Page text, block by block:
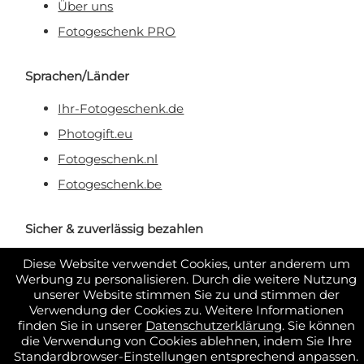
Diese Website verwendet Cookies, unter anderem um
Werbung zu personalisieren. Durch die weitere Nutzung
unserer Website stimmen Sie zu und stimmen der
Verwendung der Cookies zu. Weitere Informationen
finden Sie in unserer Datenschutzerklärung. Sie können
die Verwendung von Cookies ablehnen, indem Sie Ihre
Standardbrowser-Einstellungen entsprechend anpassen.
Über uns
Fotogeschenk PRO
Sprachen/Länder
Ihr-Fotogeschenk.de
Photogift.eu
Fotogeschenk.nl
Fotogeschenk.be
Sicher & zuverlässig bezahlen